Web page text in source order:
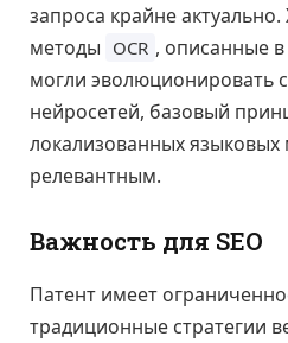
запроса крайне
методы OCR , описанные в
могли эволюционировать
нейросетей, базовый
локализованных языковых
релевантным.
Важность для SEO
Патент имеет
традиционные стратегии